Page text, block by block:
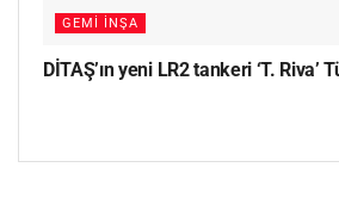
GEMI İNŞA
DİTAŞ’ın yeni LR2 tankeri ‘T. Riva’